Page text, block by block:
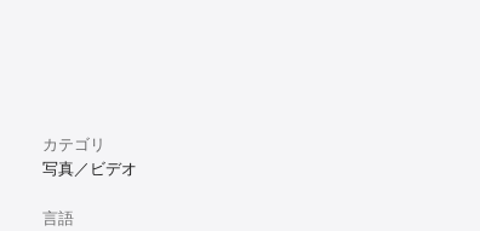
カテゴリ
写真／ビデオ
言語